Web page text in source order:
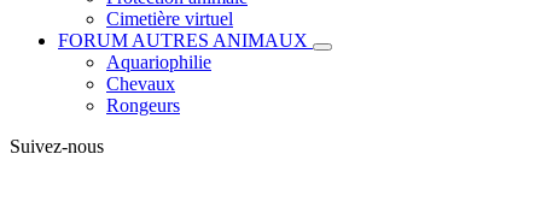
Cimetière virtuel
FORUM AUTRES ANIMAUX
Aquariophilie
Chevaux
Rongeurs
Suivez-nous